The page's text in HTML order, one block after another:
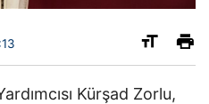
Kürşad Zorlu,